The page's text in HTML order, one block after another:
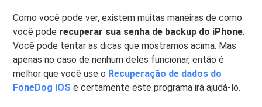
Como você pode ver, existem muitas maneiras de como
você pode recuperar sua senha de backup do iPhone.
Você pode tentar as dicas que mostramos acima. Mas
apenas no caso de nenhum deles funcionar, então é
melhor que você use o Recuperação de dados do
FoneDog iOS e certamente este programa irá ajudá-lo.